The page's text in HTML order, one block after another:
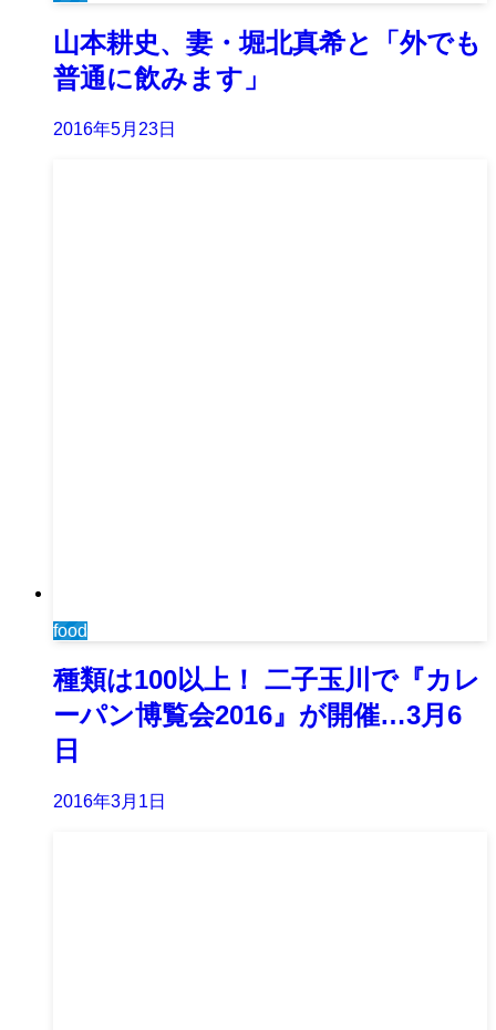
山本耕史、妻・堀北真希と「外でも
普通に飲みます」
2016年5月23日
food
種類は100以上！ 二子玉川で『カレ
ーパン博覧会2016』が開催…3月6
日
2016年3月1日